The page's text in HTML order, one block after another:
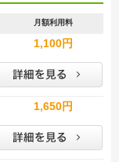
月額利用料
1,100円
1,650円